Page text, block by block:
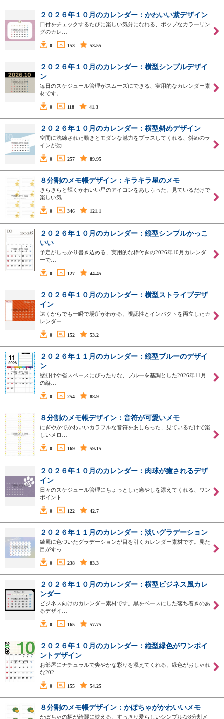
２０２６年１０月のカレンダー：かわいい紫デザイン
日付をチェックするたびに楽しい気分になれる、ポップなカラーリン
グのカレ…
0 153 53.55
２０２６年１０月のカレンダー：横型シンプルデザイ
ン
毎日のスケジュール管理がスムーズにできる、実用的なカレンダー素
材です。…
0 118 41.3
２０２６年１０月のカレンダー：横型斜めデザイン
空間に洗練された動きとモダンな魅力をプラスしてくれる、斜めのラ
インが効…
0 257 89.95
８分割のメモ帳デザイン：キラキラ星のメモ
きらきらと輝くかわいい星のアイコンをあしらった、見ているだけで
楽しい気…
0 346 121.1
２０２６年１０月のカレンダー：縦型シンプルかっこ
いい
予定がしっかり書き込める、実用的な枠付きの2026年10月カレンダ
ーで…
0 127 44.45
２０２６年１０月のカレンダー：横型ストライプデザ
イン
遠くからでも一瞬で場所がわかる、視認性とインパクトを両立したカ
レンダー…
0 152 53.2
２０２６年１１月のカレンダー：縦型ブルーのデザイ
ン
壁掛けや省スペースにぴったりな、ブルーを基調とした2026年11月
の縦…
0 254 88.9
８分割のメモ帳デザイン：音符が可愛いメモ
にぎやかでかわいいカラフルな音符をあしらった、見ているだけで楽
しいメロ…
0 169 59.15
２０２６年１０月のカレンダー：肉球が癒されるデザ
イン
日々のスケジュール管理にちょっとした癒やしを添えてくれる、ワン
ポイント…
0 122 42.7
２０２６年１１月のカレンダー：淡いグラデーション
綺麗に色づいたグラデーションが目を引くカレンダー素材です。見た
目がすっ…
0 238 83.3
２０２６年１０月のカレンダー：横型ビジネス風カレ
ンダー
ビジネス向けのカレンダー素材です。黒をベースにした落ち着きのあ
るデザイ…
0 165 57.75
２０２６年１０月のカレンダー：縦型緑色がワンポイ
ントデザイン
お部屋にナチュラルで爽やかな彩りを添えてくれる、緑色がおしゃれ
な202…
0 155 54.25
８分割のメモ帳デザイン：かぼちゃがかわいいメモ
かぼちゃの柄が綺麗に映える、すっきり愛らしいシンプルな8分割メ